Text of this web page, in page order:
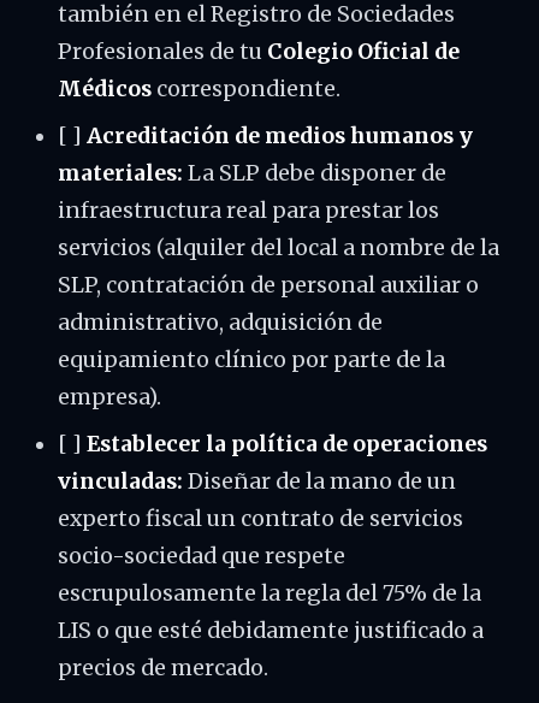
también en el Registro de Sociedades
Profesionales de tu Colegio Oficial de
Médicos correspondiente.
[ ] Acreditación de medios humanos y
materiales: La SLP debe disponer de
infraestructura real para prestar los
servicios (alquiler del local a nombre de la
SLP, contratación de personal auxiliar o
administrativo, adquisición de
equipamiento clínico por parte de la
empresa).
[ ] Establecer la política de operaciones
vinculadas: Diseñar de la mano de un
experto fiscal un contrato de servicios
socio-sociedad que respete
escrupulosamente la regla del 75% de la
LIS o que esté debidamente justificado a
precios de mercado.